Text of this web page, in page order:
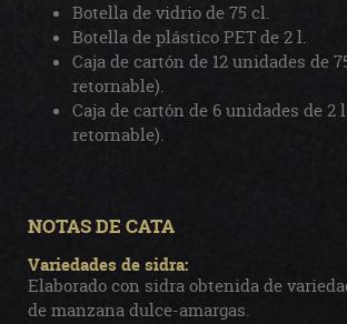
Botella de vidrio de 75 cl.
Botella de plástico PET de 2 l.
Caja de cartón de 12 unidades de
retornable).
Caja de cartón de 6 unidades de 2
retornable).
NOTAS DE CATA
Variedades de sidra:
Elaborado con sidra obtenida de
de manzana dulce-amargas.